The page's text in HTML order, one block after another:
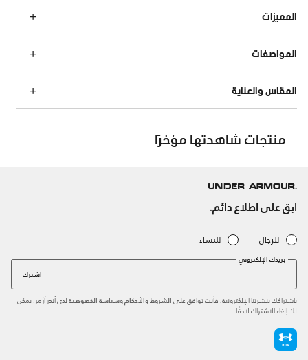
المميزات
المواصفات
المقاس والعناية
منتجات شاهدتها مؤخرًا
ابق على اطلاع دائم.
للرجال للنساء
بريدك الإلكتروني
اشترك
باشتراكك بنشرتنا الإلكترونية، فأنت توافق على الشروط والأحكام وسياسة الخصوصية لدى أندر آرمر. يمكن
لك إلغاء الاشتراك لاحقًا.